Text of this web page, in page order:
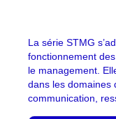
La série STMG
fonctionnement
le management.
dans les domaines
communication,